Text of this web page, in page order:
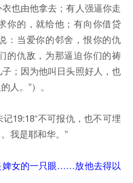
也由他拿去；有人强逼你走
你的，就给他；有向你借贷
：当爱你的邻舍，恨你的仇
的仇敌，为那逼迫你们的祷
；因为他叫日头照好人，也
人。”）。
19:18“不可报仇，也不可埋
我是耶和华。”
婢女的一只眼……放他去得以